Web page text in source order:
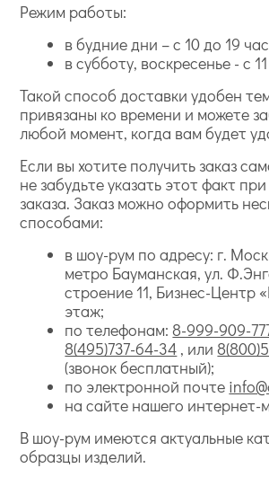
Режим работы:
в будние дни – с 10 до 19
в субботу, воскресенье - с
Такой способ доставки удобен
привязаны ко времени и можете
любой момент, когда вам будет
Если вы хотите получить заказ
не забудьте указать этот факт
заказа. Заказ можно оформить
способами:
в шоу-рум по адресу: г.
метро Бауманская, ул.
строение 11, Бизнес-Центр
этаж;
по телефонам: 8-999-909-
8(495)737-64-34 , или
(звонок бесплатный);
по электронной почте
на сайте нашего интернет-
В шоу-рум имеются актуальные
образцы изделий.